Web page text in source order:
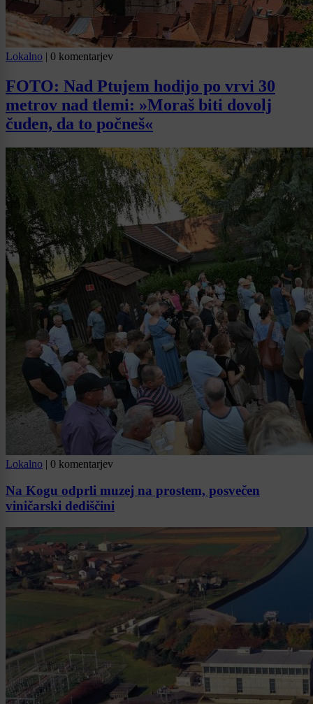
Lokalno | 0 komentarjev
FOTO: Nad Ptujem hodijo po vrvi 30
metrov nad tlemi: »Moraš biti dovolj
čuden, da to počneš«
Lokalno | 0 komentarjev
Na Kogu odprli muzej na prostem, posvečen
viničarski dediščini